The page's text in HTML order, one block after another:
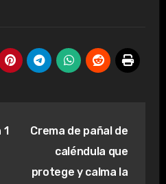
1
Crema de pañal de
caléndula que
protege y calma la